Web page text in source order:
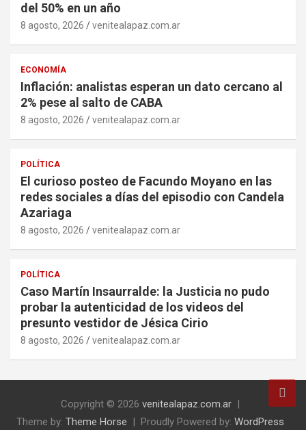
del 50% en un año
8 agosto, 2026 venitealapaz.com.ar
ECONOMÍA
Inflación: analistas esperan un dato cercano al
2% pese al salto de CABA
8 agosto, 2026 venitealapaz.com.ar
POLÍTICA
El curioso posteo de Facundo Moyano en las
redes sociales a días del episodio con Candela
Azariaga
8 agosto, 2026 venitealapaz.com.ar
POLÍTICA
Caso Martín Insaurralde: la Justicia no pudo
probar la autenticidad de los videos del
presunto vestidor de Jésica Cirio
8 agosto, 2026 venitealapaz.com.ar
Copyright © 2026 venitealapaz.com.ar
Theme by: Theme Horse Proudly Powered by: WordPress